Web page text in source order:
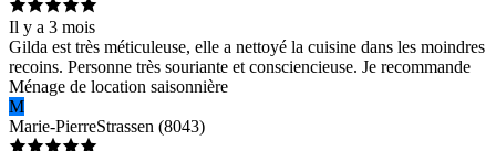
Il y a 3 mois
Gilda est très méticuleuse, elle a nettoyé la cuisine dans les moindres
recoins. Personne très souriante et consciencieuse. Je recommande
Ménage de location saisonnière
M
Marie-PierreStrassen (8043)